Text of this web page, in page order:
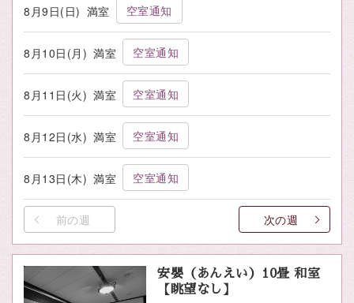
8月9日(日) 満室 空室通知
8月10日(月) 満室 空室通知
8月11日(火) 満室 空室通知
8月12日(水) 満室 空室通知
8月13日(木) 満室 空室通知
前の週 次の週
安嬰（あんえい）10畳 和室
【眺望なし】